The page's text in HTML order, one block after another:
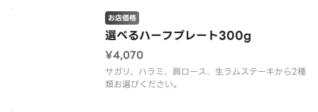
選べるハーフプレート300g
お店価格
¥4,070
サガリ、ハラミ、肩ロース、生ラムステーキから2種